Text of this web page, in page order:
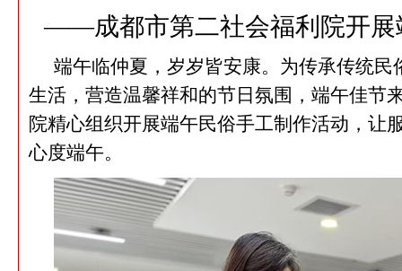
——成都市第二社会福利院开展
端午临仲夏，岁岁皆安康。为传承传统
生活，营造温馨祥和的节日氛围，端午佳节
院精心组织开展端午民俗手工制作活动，让
心度端午。